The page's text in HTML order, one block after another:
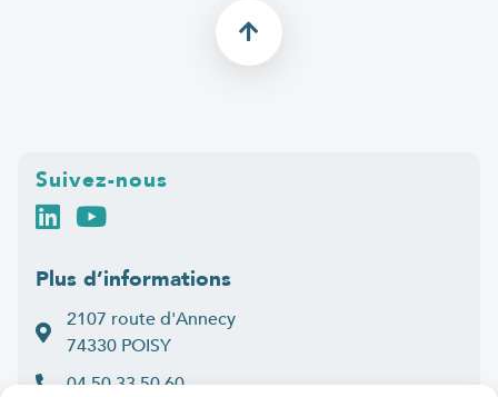
Suivez-nous
Plus d’informations
2107 route d'Annecy
74330 POISY
04 50 33 50 60